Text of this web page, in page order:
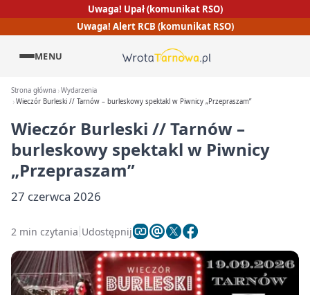
Uwaga! Upał (komunikat RSO)
Uwaga! Alert RCB (komunikat RSO)
MENU
Strona główna Wydarzenia
Wieczór Burleski // Tarnów – burleskowy spektakl w Piwnicy „Przepraszam”
Wieczór Burleski // Tarnów –
burleskowy spektakl w Piwnicy
„Przepraszam”
27 czerwca 2026
2 min czytania Udostępnij